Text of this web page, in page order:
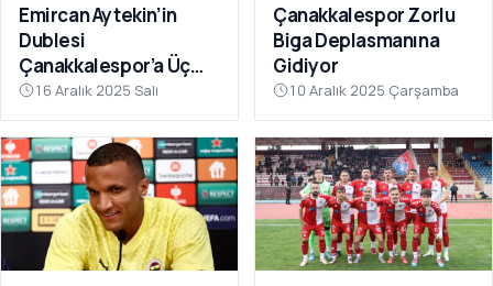
Emircan Aytekin’in
Dublesi
Çanakkalespor’a Üç
Puanı Getirdi
16 Aralık 2025 Salı
Çanakkalespor Zorlu
Biga Deplasmanına
Gidiyor
10 Aralık 2025 Çarşamba